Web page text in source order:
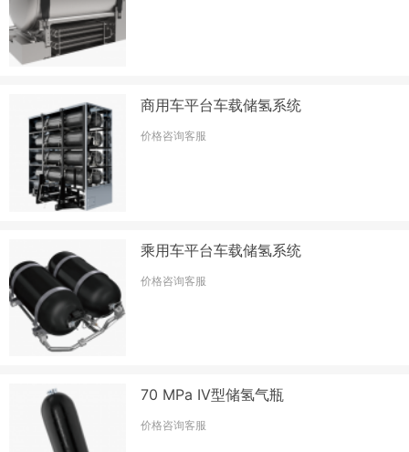
商用车平台车载储氢系统
价格咨询客服
乘用车平台车载储氢系统
价格咨询客服
70 MPa IV型储氢气瓶
价格咨询客服